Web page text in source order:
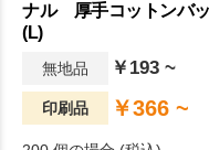
ナル 厚手コットンバ
(L)
無地品 ￥193 ~
印刷品 ￥366 ~